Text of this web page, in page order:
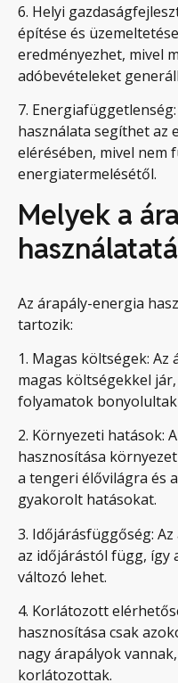
6. Helyi
építése és
eredményezhet, mivel
adóbevételeket
7.
használata segíthet az
elérésében, mivel nem
energiatermelésétől.
Melyek a
Az árapály-energia
tartozik:
1. Magas költségek:
magas költségekkel
folyamatok bonyolultak
2. Környezeti hatások:
hasznosítása
a tengeri élővilágra és
gyakorolt hatásokat.
3. Időjárásfüggőség:
az időjárástól függ, így
változó lehet.
4. Korlátozott
hasznosítása csak
nagy árapályok
korlátozottak.